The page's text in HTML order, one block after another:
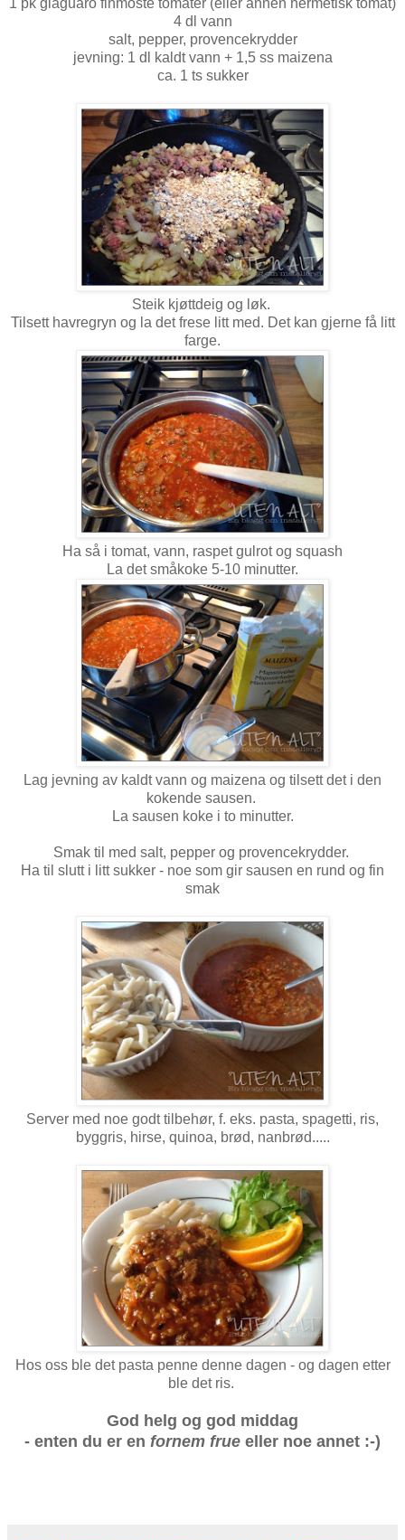
1 pk giaguaro finmoste tomater (eller annen hermetisk tomat)
4 dl vann
salt, pepper, provencekrydder
jevning: 1 dl kaldt vann + 1,5 ss maizena
ca. 1 ts sukker
Steik kjøttdeig og løk.
Tilsett havregryn og la det frese litt med. Det kan gjerne få litt
farge.
Ha så i tomat, vann, raspet gulrot og squash
La det småkoke 5-10 minutter.
Lag jevning av kaldt vann og maizena og tilsett det i den
kokende sausen.
La sausen koke i to minutter.
Smak til med salt, pepper og provencekrydder.
Ha til slutt i litt sukker - noe som gir sausen en rund og fin
smak
Server med noe godt tilbehør, f. eks. pasta, spagetti, ris,
byggris, hirse, quinoa, brød, nanbrød.....
Hos oss ble det pasta penne denne dagen - og dagen etter
ble det ris.
God helg og god middag
- enten du er en fornem frue eller noe annet :-)